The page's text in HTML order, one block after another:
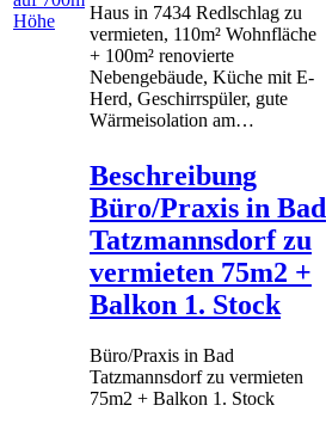
Haus in 7434 Redlschlag zu
vermieten, 110m² Wohnfläche
+ 100m² renovierte
Nebengebäude, Küche mit E-
Herd, Geschirrspüler, gute
Wärmeisolation am…
Beschreibung
Büro/Praxis in Bad
Tatzmannsdorf zu
vermieten 75m2 +
Balkon 1. Stock
Büro/Praxis in Bad
Tatzmannsdorf zu vermieten
75m2 + Balkon 1. Stock